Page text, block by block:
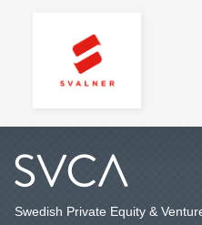
Swedish Private Equity &